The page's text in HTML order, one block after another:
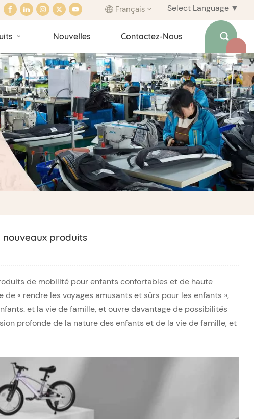
Select Language ▼
Français
English
français
italiano
español
português
Nouvelles Contactez-Nous
nouveaux produits
de mobilité pour enfants confortables et de haute
« rendre les voyages amusants et sûrs pour les enfants »,
et la vie de famille, et ouvre davantage de possibilités
profonde de la nature des enfants et de la vie de famille, et